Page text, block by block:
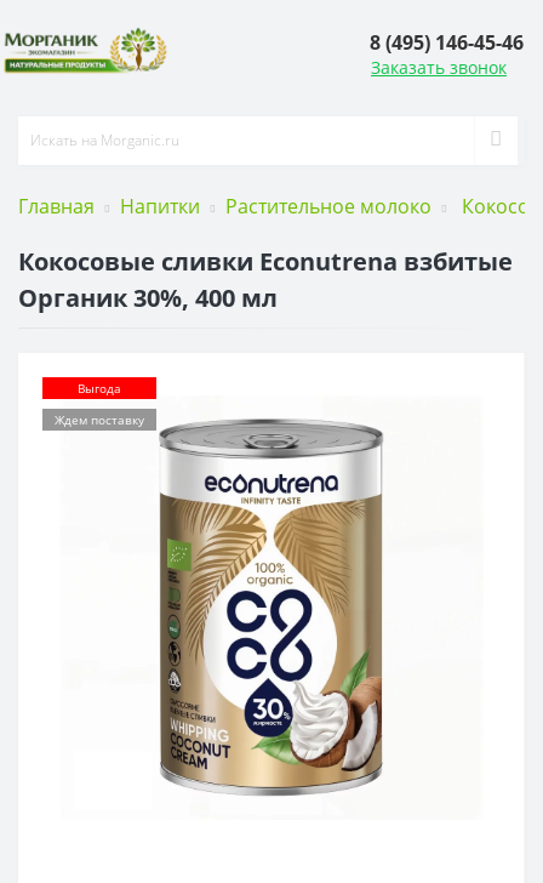
8 (495) 146-45-46
Заказать звонок
Главная Напитки Растительное молоко
Кокосовые сливки Econutrena взбитые
Органик 30%, 400 мл
Выгода
Ждем поставку